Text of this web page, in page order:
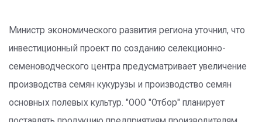
Министр экономического развития региона уточнил, что
инвестиционный проект по созданию селекционно-
семеноводческого центра предусматривает увеличение
производства семян кукурузы и производство семян
основных полевых культур. "ООО "Отбор" планирует